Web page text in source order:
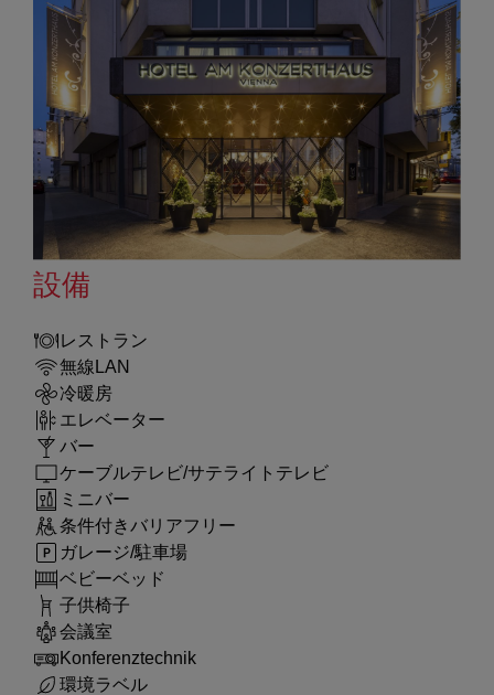
設備
レストラン
無線LAN
冷暖房
エレベーター
バー
ケーブルテレビ/サテライトテレビ
ミニバー
条件付きバリアフリー
ガレージ/駐車場
ベビーベッド
子供椅子
会議室
Konferenztechnik
環境ラベル